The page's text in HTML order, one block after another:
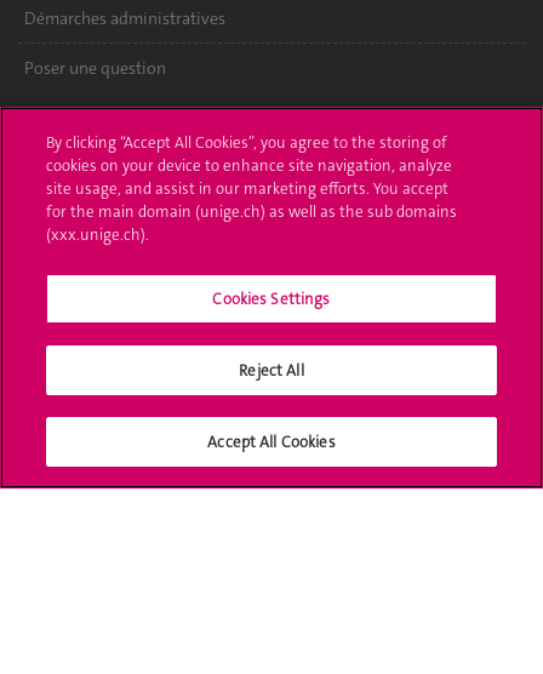
Démarches administratives
Poser une question
UNIGE Mobile
Médias
Offres d'emploi
Bibliothèque
Médias sociaux UNIGE
By clicking “Accept All Cookies”, you agree to the storing of
cookies on your device to enhance site navigation, analyze
site usage, and assist in our marketing efforts. You accept
for the main domain (unige.ch) as well as the sub domains
(xxx.unige.ch).
Cookies Settings
Reject All
Accept All Cookies